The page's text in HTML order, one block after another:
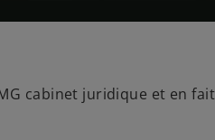
cabinet juridique et en